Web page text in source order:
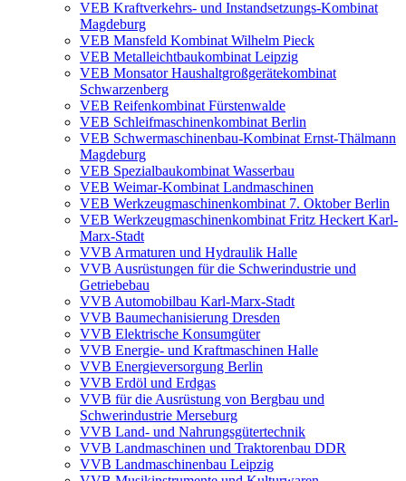
VEB Kraftverkehrs- und Instandsetzungs-Kombinat
Magdeburg
VEB Mansfeld Kombinat Wilhelm Pieck
VEB Metalleichtbaukombinat Leipzig
VEB Monsator Haushaltgroßgerätekombinat
Schwarzenberg
VEB Reifenkombinat Fürstenwalde
VEB Schleifmaschinenkombinat Berlin
VEB Schwermaschinenbau-Kombinat Ernst-Thälmann
Magdeburg
VEB Spezialbaukombinat Wasserbau
VEB Weimar-Kombinat Landmaschinen
VEB Werkzeugmaschinenkombinat 7. Oktober Berlin
VEB Werkzeugmaschinenkombinat Fritz Heckert Karl-
Marx-Stadt
VVB Armaturen und Hydraulik Halle
VVB Ausrüstungen für die Schwerindustrie und
Getriebebau
VVB Automobilbau Karl-Marx-Stadt
VVB Baumechanisierung Dresden
VVB Elektrische Konsumgüter
VVB Energie- und Kraftmaschinen Halle
VVB Energieversorgung Berlin
VVB Erdöl und Erdgas
VVB für die Ausrüstung von Bergbau und
Schwerindustrie Merseburg
VVB Land- und Nahrungsgütertechnik
VVB Landmaschinen und Traktorenbau DDR
VVB Landmaschinenbau Leipzig